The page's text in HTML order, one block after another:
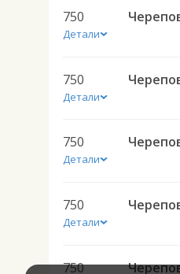
750
Детали
750
Детали
750
Детали
750
Детали
750